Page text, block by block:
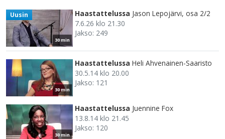
30 min
Uusin Haastattelussa Jason Lepojärvi, osa 2/2
7.6.26 klo 21.30
Jakso: 249
30 min
Haastattelussa Heli Ahvenainen-Saaristo
30.5.14 klo 20.00
Jakso: 121
30 min
Haastattelussa Juennine Fox
13.8.14 klo 21.45
Jakso: 120